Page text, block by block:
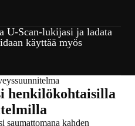
U-Scan-lukijasi ja ladata
käyttää myös
henkilökohtaisilla
saumattomana kahden